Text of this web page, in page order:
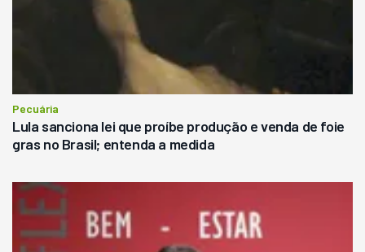
Pecuária
Lula sanciona lei que proíbe produção e venda de foie
gras no Brasil; entenda a medida